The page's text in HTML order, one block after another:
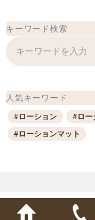
キーワード検索
検
索
人気キーワード
#ローション #ロー
#ローションマット